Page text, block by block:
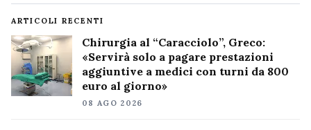
ARTICOLI RECENTI
Chirurgia al “Caracciolo”, Greco:
«Servirà solo a pagare prestazioni
aggiuntive a medici con turni da 800
euro al giorno»
08 AGO 2026